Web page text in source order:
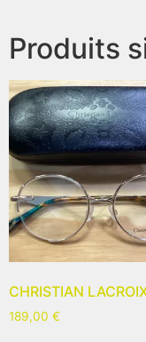
Produits
CHRISTIAN
189,00 €